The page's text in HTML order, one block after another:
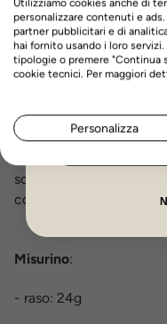
ISTRUZIONI PER
Per i cavalli:Utilizzare
somministrazione
consecutivi.
Misurino:
- raso: 24g
Utilizziamo cookies anche di
personalizzare contenuti e
partner pubblicitari e di
hai fornito usando i loro
tipologie o premere "Continua
cookie tecnici. Per maggiori
Personalizza
Nome